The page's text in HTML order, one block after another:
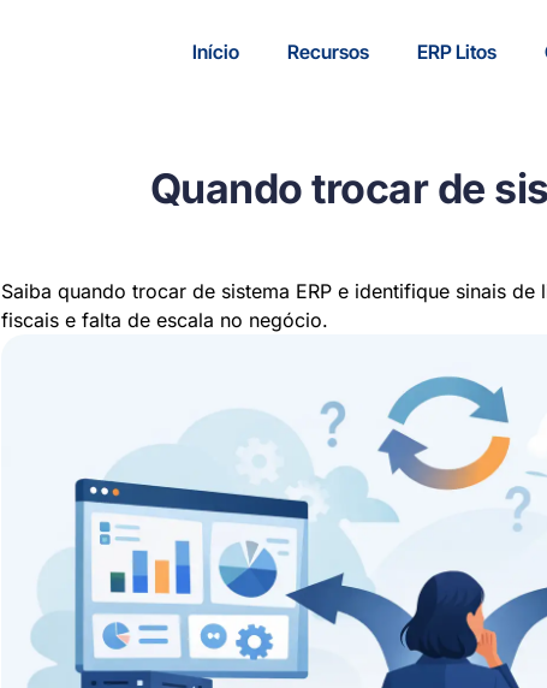
Início Recursos ERP Litos
Quando trocar de
Saiba quando trocar de sistema ERP e identifique sinais
fiscais e falta de escala no negócio.